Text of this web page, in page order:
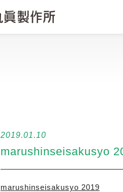
2019.01.10
marushinseisakusyo
marushinseisakusyo 2019